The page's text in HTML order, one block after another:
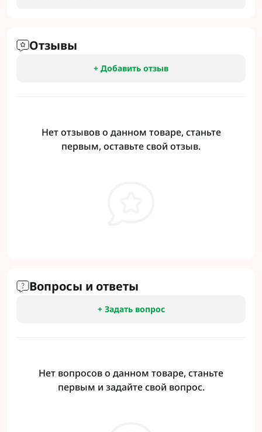
Отзывы
+ Добавить отзыв
Нет отзывов о данном товаре, станьте
первым, оставьте свой отзыв.
Вопросы и ответы
+ Задать вопрос
Нет вопросов о данном товаре, станьте
первым и задайте свой вопрос.